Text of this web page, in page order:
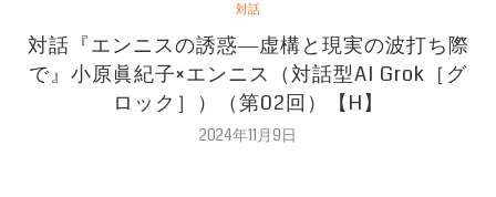
対話
対話『エンニスの誘惑―虚構と現実の波打ち際
で』小原眞紀子×エンニス（対話型AI Grok［グ
ロック］）（第02回）【H】
2024年11月9日